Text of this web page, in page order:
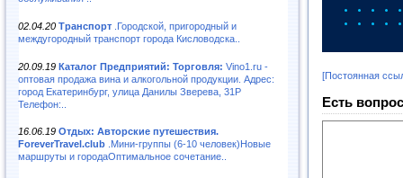
02.04.20 Транспорт .Городской, пригородный и
междугородный транспорт города Кисловодска..
20.09.19 Каталог Предприятий: Торговля: Vino1.ru -
оптовая продажа вина и алкогольной продукции. Адрес:
город Екатеринбург, улица Данилы Зверева, 31Р
Телефон:..
16.06.19 Отдых: Авторские путешествия.
ForeverTravel.club .Мини-группы (6-10 человек)Новые
маршруты и городаОптимальное сочетание..
[Постоянная
Есть